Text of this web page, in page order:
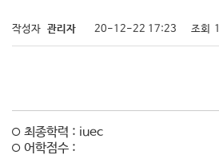
작성자 관리자 20-12-22 17:23 조회
최종학력 : iuec
어학점수 :